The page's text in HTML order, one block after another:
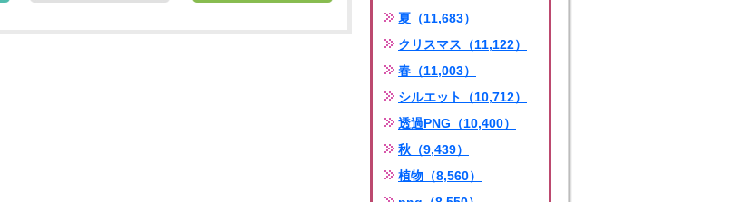
夏（11,683）
クリスマス（11,122）
春（11,003）
シルエット（10,712）
透過PNG（10,400）
秋（9,439）
植物（8,560）